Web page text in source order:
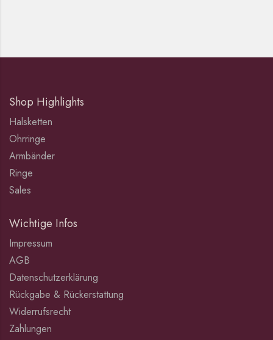
Shop Highlights
Halsketten
Ohrringe
Armbänder
Ringe
Sales
Wichtige Infos
Impressum
AGB
Datenschutzerklärung
Rückgabe & Rückerstattung
Widerrufsrecht
Zahlungen